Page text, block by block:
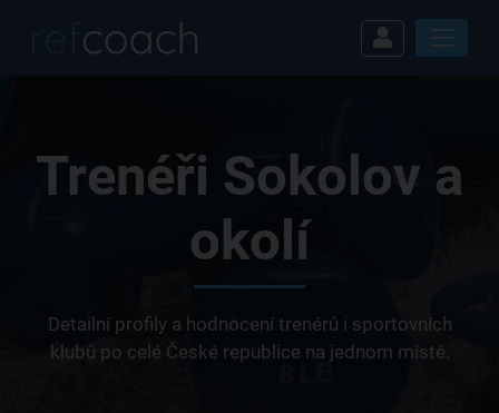
Trenéři Sokolov a
okolí
Detailní profily a hodnocení trenérů i sportovních
klubů po celé České republice na jednom místě.